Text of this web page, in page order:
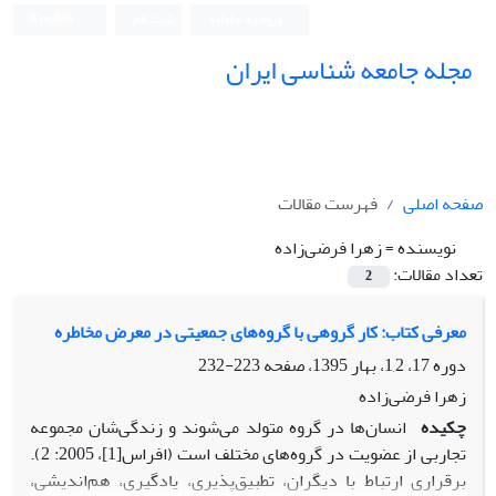
مجله جامعه شناسی ایران
صفحه اصلی
فهرست مقالات
نویسنده =زهرا فرضی‌زاده
تعداد مقالات:
2
معرفی کتاب: کار گروهی با گروه‌های جمعیتی در معرض مخاطره
دوره 17، 1,2، بهار 1395، صفحه
223-232
زهرا فرضی‌زاده
چکیده انسان‌ها در گروه متولد می‌شوند و زندگی‌شان مجموعه
تجاربی از عضویت در گروه‌های مختلف است (افراس[1]، 2005: 2).
برقراری ارتباط با دیگران، تطبیق‌پذیری، یادگیری، هم‌اندیشی،